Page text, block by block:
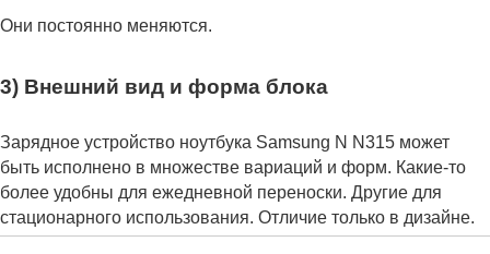
Они постоянно меняются.
3) Внешний вид и форма блока
Зарядное устройство ноутбука Samsung N N315 может
быть исполнено в множестве вариаций и форм. Какие-то
более удобны для ежедневной переноски. Другие для
стационарного использования. Отличие только в дизайне.